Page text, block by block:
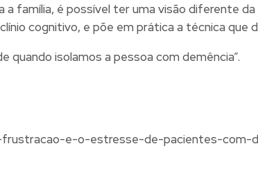
família, é possível ter uma visão diferente
cognitivo, e põe em prática a técnica que
quando isolamos a pessoa com demência”.